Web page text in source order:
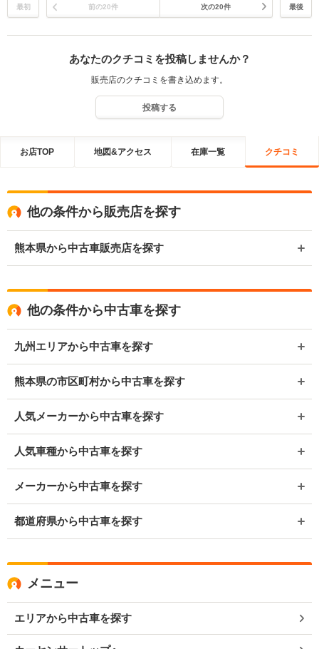
最初 前の20件 次の20件 最後
あなたのクチコミを投稿しませんか？
販売店のクチコミを書き込めます。
投稿する
お店TOP 地図&アクセス 在庫一覧 クチコミ
他の条件から販売店を探す
熊本県から中古車販売店を探す
他の条件から中古車を探す
九州エリアから中古車を探す
熊本県の市区町村から中古車を探す
人気メーカーから中古車を探す
人気車種から中古車を探す
メーカーから中古車を探す
都道府県から中古車を探す
メニュー
エリアから中古車を探す